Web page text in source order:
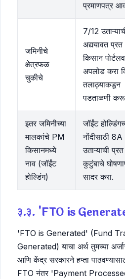
प्रमाणपत्र
जमिनीचे
क्षेत्रफळ
चुकीचे
7/12
अद्ययावत
किसान
अपलोड करा
तलाठ्याकडून
पडताळणी
इतर जमिनीच्या
मालकांचे PM
किसानमध्ये
नाव (जॉईंट
होल्डिंग)
जॉईंट
नोंदीसाठी 8A
उताऱ्याची
कुटुंबाचे
सादर करा.
३.३. 'FTO is
'FTO is Generated' (Fund
Generated) याचा अर्थ तुमच्या
आणि केंद्र सरकारने हप्ता
FTO नंतर 'Payment Processed'